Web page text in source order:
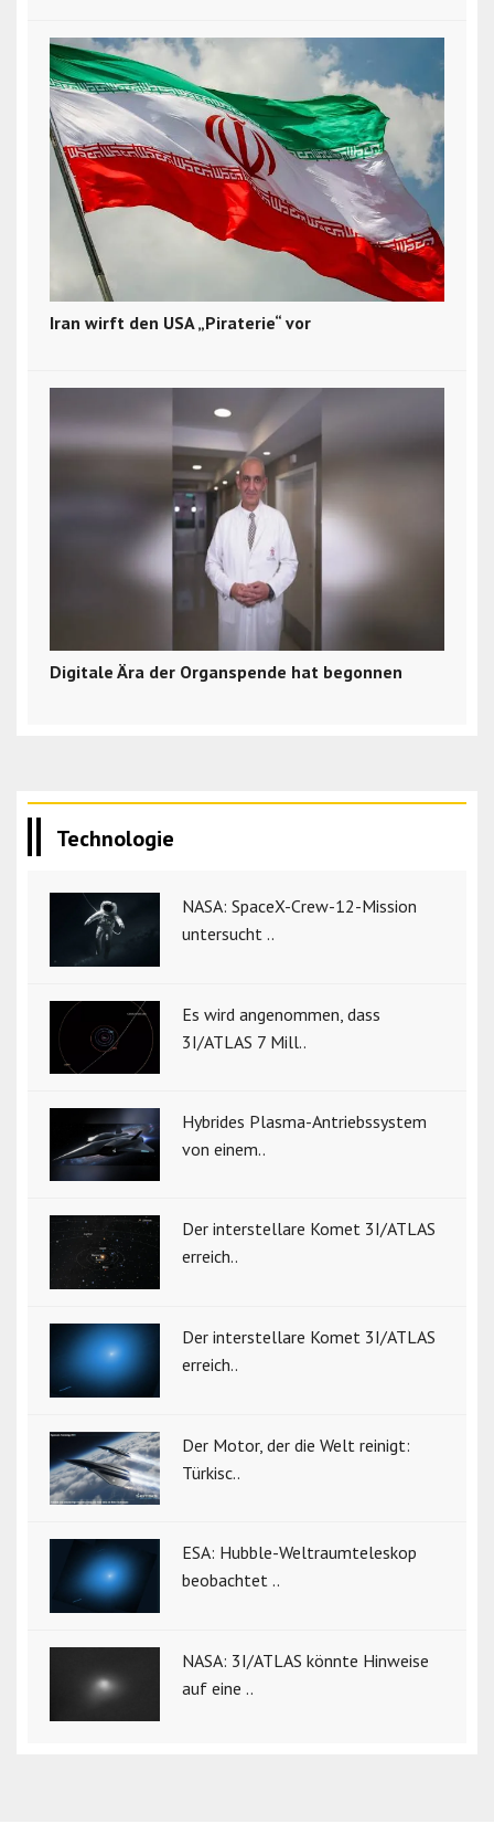
Iran wirft den USA „Piraterie“ vor
Digitale Ära der Organspende hat begonnen
Technologie
NASA: SpaceX-Crew-12-Mission
untersucht ..
Es wird angenommen, dass
3I/ATLAS 7 Mill..
Hybrides Plasma-Antriebssystem
von einem..
Der interstellare Komet 3I/ATLAS
erreich..
Der interstellare Komet 3I/ATLAS
erreich..
Der Motor, der die Welt reinigt:
Türkisc..
ESA: Hubble-Weltraumteleskop
beobachtet ..
NASA: 3I/ATLAS könnte Hinweise
auf eine ..